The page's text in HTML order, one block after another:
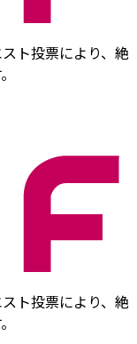
ト投票により、絶
ト投票により、絶